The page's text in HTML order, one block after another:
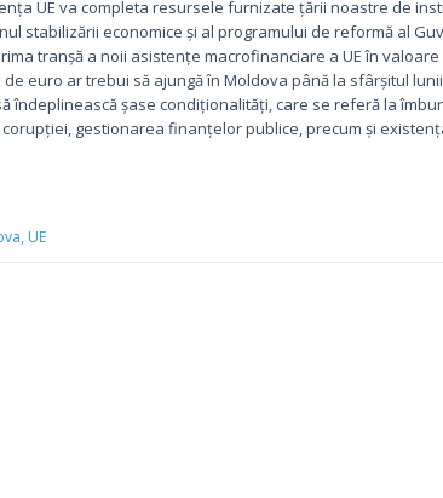
UE va completa resursele furnizate țării noastre de
stabilizării economice și al programului de reformă al
tranșă a noii asistențe macrofinanciare a UE în
euro ar trebui să ajungă în Moldova până la sfârșitul
îndeplinească șase condiționalități, care se referă la
gestionarea finanțelor publice, precum și
UE